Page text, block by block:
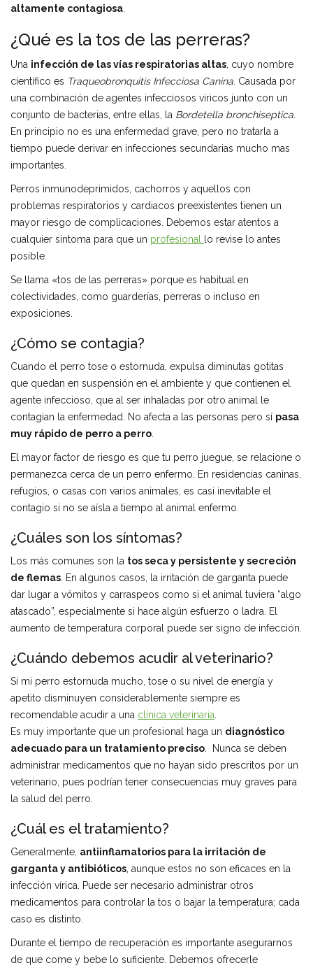
altamente contagiosa
¿Qué es la tos de las perreras?
Una infección de las vías respiratorias altas , cuyo nombre
científico es Traqueobronquitis Infecciosa Canina . Causada por
una combinación de agentes infecciosos víricos junto con un
conjunto de bacterias, entre ellas, la Bordetella bronchiseptica
En principio no es una enfermedad grave, pero no tratarla a
tiempo puede derivar en infecciones secundarias mucho mas
importantes.
Perros inmunodeprimidos, cachorros y aquellos con
problemas respiratorios y cardiacos preexistentes tienen un
mayor riesgo de complicaciones. Debemos estar atentos a
cualquier síntoma para que un profesional
lo revise lo antes
posible.
Se llama «tos de las perreras» porque es habitual en
colectividades, como guarderías, perreras o incluso en
exposiciones.
¿Cómo se contagia?
Cuando el perro tose o estornuda, expulsa diminutas gotitas
que quedan en suspensión en el ambiente y que contienen el
agente infeccioso, que al ser inhaladas por otro animal le
contagian la enfermedad. No afecta a las personas pero sí pasa
muy rápido de perro a perro
El mayor factor de riesgo es que tu perro juegue, se relacione o
permanezca cerca de un perro enfermo. En residencias caninas,
refugios, o casas con varios animales, es casi inevitable el
contagio si no se aísla a tiempo al animal enfermo.
¿Cuáles son los síntomas?
Los más comunes son la tos seca y persistente y secreción
de flemas . En algunos casos, la irritación de garganta puede
dar lugar a vómitos y carraspeos como si el animal tuviera “algo
atascado”, especialmente si hace algún esfuerzo o ladra. El
aumento de temperatura corporal puede ser signo de infección.
¿Cuándo debemos acudir al veterinario?
Si mi perro estornuda mucho, tose o su nivel de energía y
apetito disminuyen considerablemente siempre es
recomendable acudir a una clínica veterinaria
Es muy importante que un profesional haga un diagnóstico
adecuado para un tratamiento preciso . Nunca se deben
administrar medicamentos que no hayan sido prescritos por un
veterinario, pues podrían tener consecuencias muy graves para
la salud del perro.
¿Cuál es el tratamiento?
Generalmente, antiinflamatorios para la irritación de
garganta y antibióticos , aunque estos no son eficaces en la
infección vírica. Puede ser necesario administrar otros
medicamentos para controlar la tos o bajar la temperatura; cada
caso es distinto.
Durante el tiempo de recuperación es importante asegurarnos
de que come y bebe lo suficiente. Debemos ofrecerle